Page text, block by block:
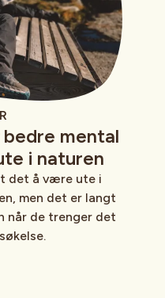
mental
i naturen
det å være ute i
men det er langt
når de trenger det